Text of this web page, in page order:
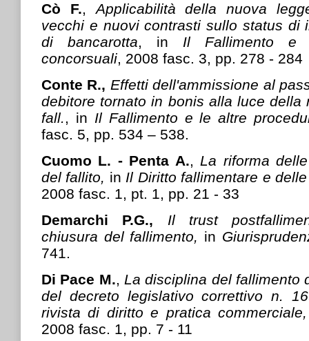
Cò F.,Applicabilità della nuova
vecchi e nuovi contrasti sullo status di
di bancarotta, in Il Fallimento e
concorsuali, 2008 fasc. 3, pp. 278 - 284
Conte R., Effetti dell'ammissione al
debitore tornato in bonis alla luce della
fall., in Il Fallimento e le altre
fasc. 5, pp. 534 – 538.
Cuomo L. - Penta A., La riforma
del fallito, in Il Diritto fallimentare e
2008 fasc. 1, pt. 1, pp. 21 - 33
Demarchi P.G., Il trust
chiusura del fallimento, in
741.
Di Pace M., La disciplina del fallimento
del decreto legislativo correttivo n.
rivista di diritto e pratica
2008 fasc. 1, pp. 7 - 11